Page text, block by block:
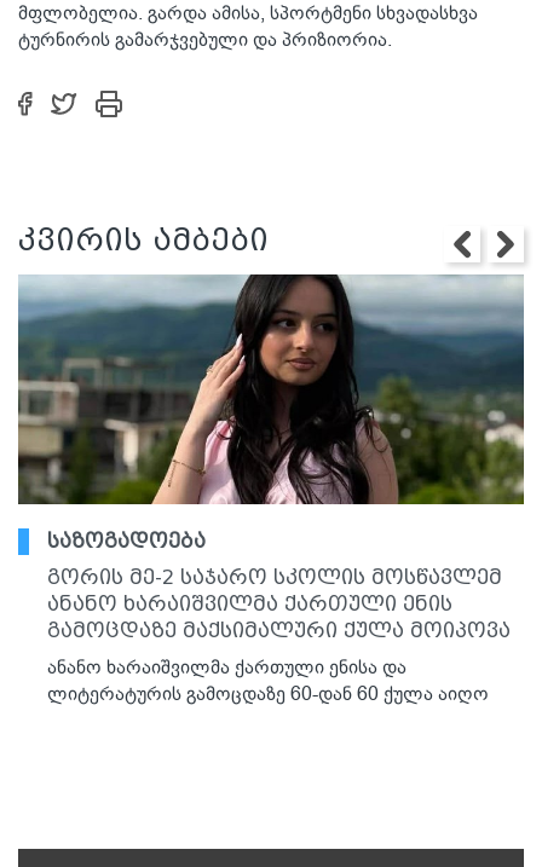
მფლობელია. გარდა ამისა, სპორტმენი სხვადასხვა
ტურნირის გამარჯვებული და პრიზიორია.
კვირის ამბები
საზოგადოება
გორის მე-2 საჯარო სკოლის მოსწავლემ
ანანო ხარაიშვილმა ქართული ენის
გამოცდაზე მაქსიმალური ქულა მოიპოვა
ანანო ხარაიშვილმა ქართული ენისა და
ლიტერატურის გამოცდაზე 60-დან 60 ქულა აიღო